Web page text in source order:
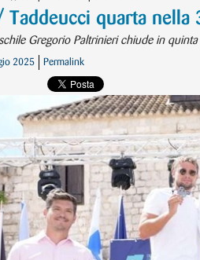
Taddeucci quarta
Gregorio Paltrinieri chiude in
2025 Permalink